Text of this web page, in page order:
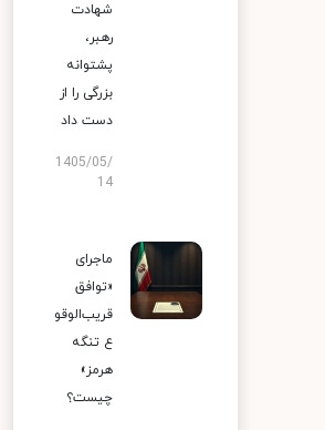
شهادت
رهبر،
پشتوانه
بزرگی را از
دست داد
1405/05/
14
ماجرای
«توافق
قریب‌الوقو
ع تنگه
هرمز»
چیست؟